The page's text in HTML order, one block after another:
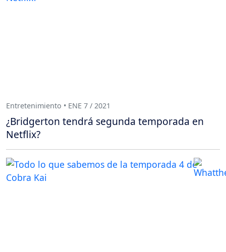
Entretenimiento • ENE 7 / 2021
¿Bridgerton tendrá segunda temporada en
Netflix?